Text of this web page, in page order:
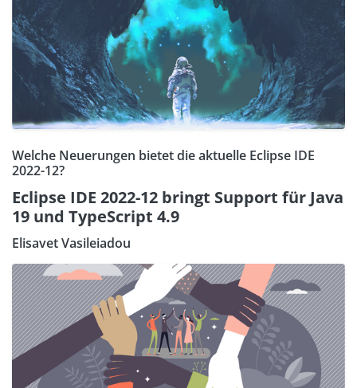
Welche Neuerungen bietet die aktuelle Eclipse IDE
2022-12?
Eclipse IDE 2022-12 bringt Support für Java
19 und TypeScript 4.9
Elisavet Vasileiadou